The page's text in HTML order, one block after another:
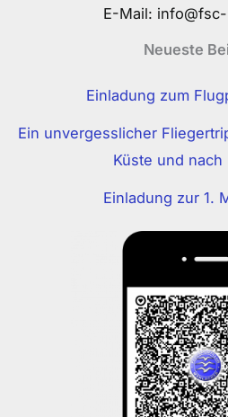
E-Mail:
Neueste
Einladung zum
Ein unvergesslicher
Küste und nach
Einladung zur 1.